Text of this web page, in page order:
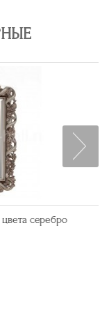
серебро